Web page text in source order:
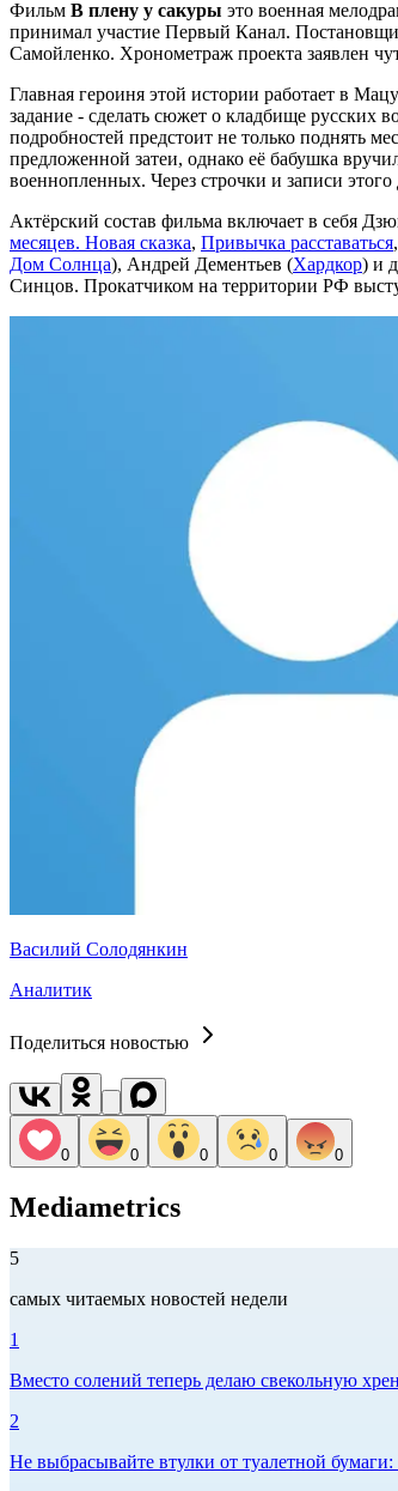
Фильм В плену у сакуры это военная
принимал участие Первый Канал.
Самойленко. Хронометраж проекта заявлен
Главная героиня этой истории работает в
задание - сделать сюжет о кладбище русских
подробностей предстоит не только поднять
предложенной затеи, однако её бабушка
военнопленных. Через строчки и записи этого
Актёрский состав фильма включает в себя
месяцев. Новая сказка, Привычка расставаться,
Дом Солнца), Андрей Дементьев (Хардкор) и
Синцов. Прокатчиком на территории РФ
Василий Солодянкин
Аналитик
Поделиться новостью
0 0 0 0 0
Mediametrics
5
самых читаемых новостей недели
1
Вместо солений теперь делаю свекольную
2
Не выбрасывайте втулки от туалетной